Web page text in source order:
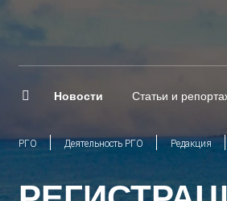
Новости Статьи и
РГО Деятельность РГО Редакция